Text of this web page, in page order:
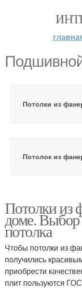
Потолки из
Потолок из
Потолки из
доме.
потолка
Чтобы потолки из
получились
приобрести
плит пользуются